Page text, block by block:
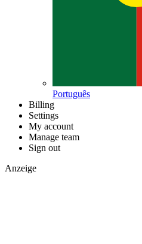
Português
Billing
Settings
My account
Manage team
Sign out
Anzeige